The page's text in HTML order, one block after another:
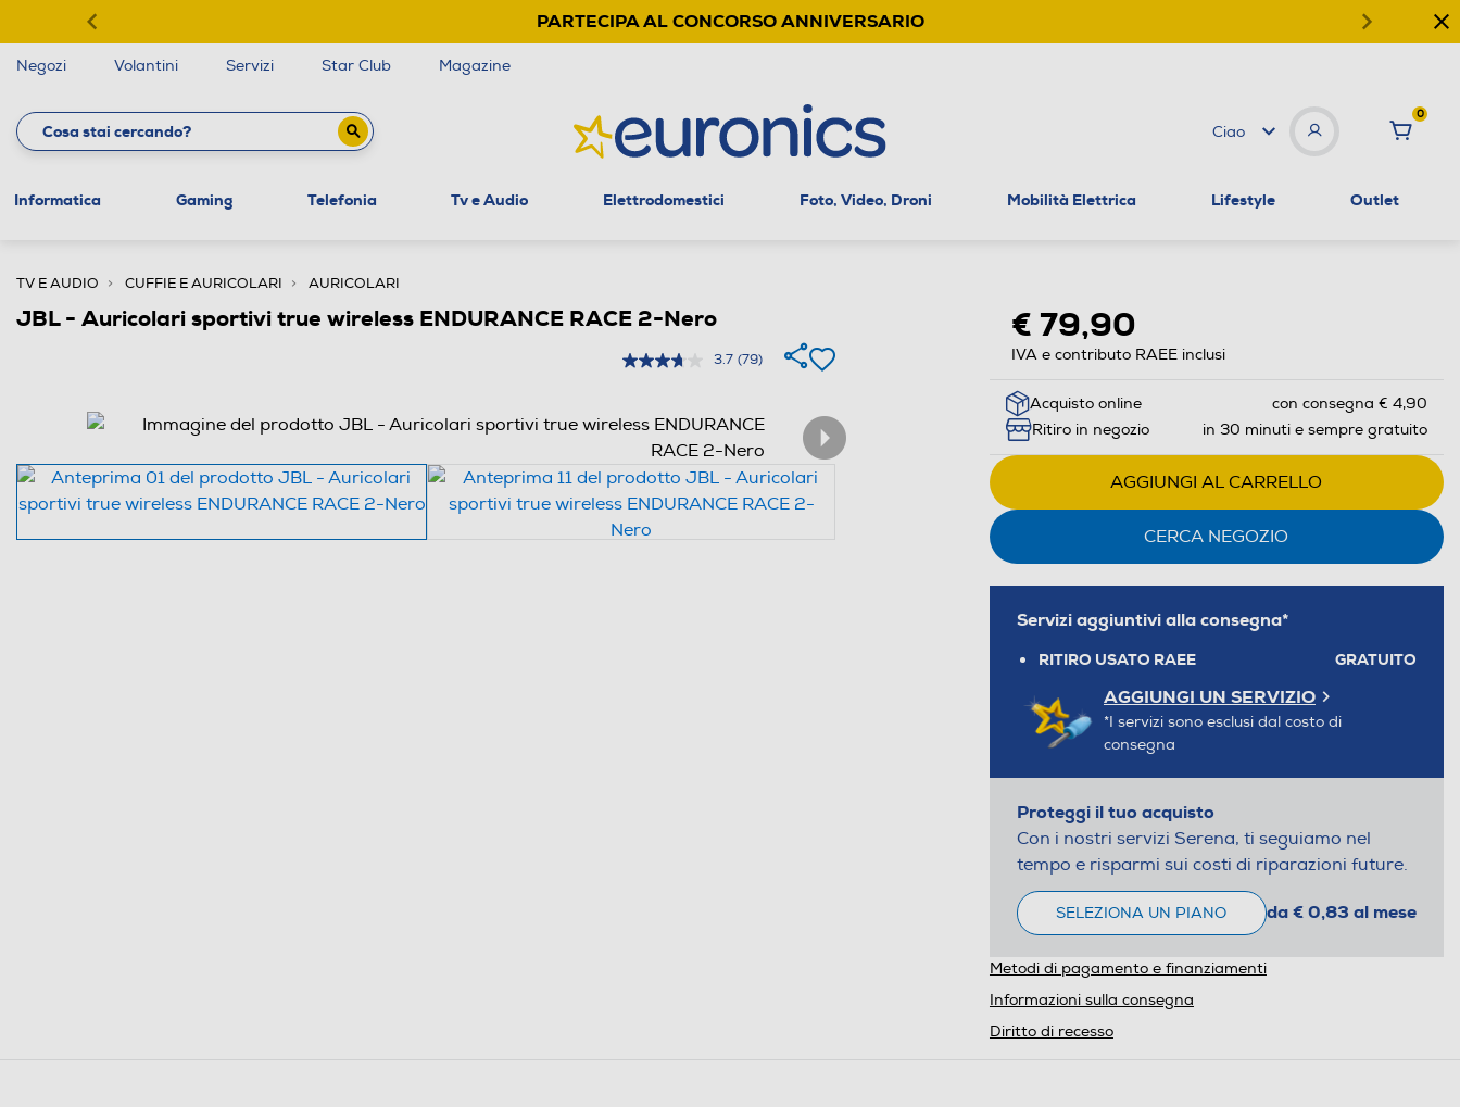
PARTECIPA AL CONCORSO ANNIVERSARIO
Negozi Volantini Servizi Star Club Magazine
Ciao
0
Informatica Gaming Telefonia Tv e Audio Elettrodomestici Foto, Video, Droni Mobilità Elettrica Lifestyle Outlet
TV E AUDIO CUFFIE E AURICOLARI AURICOLARI
JBL - Auricolari sportivi true wireless ENDURANCE RACE 2-Nero
3.7 (79)
€ 79,90
IVA e contributo RAEE inclusi
Acquisto online
con consegna € 4,90
Ritiro in negozio
in 30 minuti e sempre gratuito
AGGIUNGI AL CARRELLO
CERCA NEGOZIO
Servizi aggiuntivi alla consegna*
RITIRO USATO RAEE GRATUITO
AGGIUNGI UN SERVIZIO
*I servizi sono esclusi dal costo di
consegna
Proteggi il tuo acquisto
Con i nostri servizi Serena, ti seguiamo nel
tempo e risparmi sui costi di riparazioni future.
SELEZIONA UN PIANO da € 0,83 al mese
Metodi di pagamento e finanziamenti
Informazioni sulla consegna
Diritto di recesso